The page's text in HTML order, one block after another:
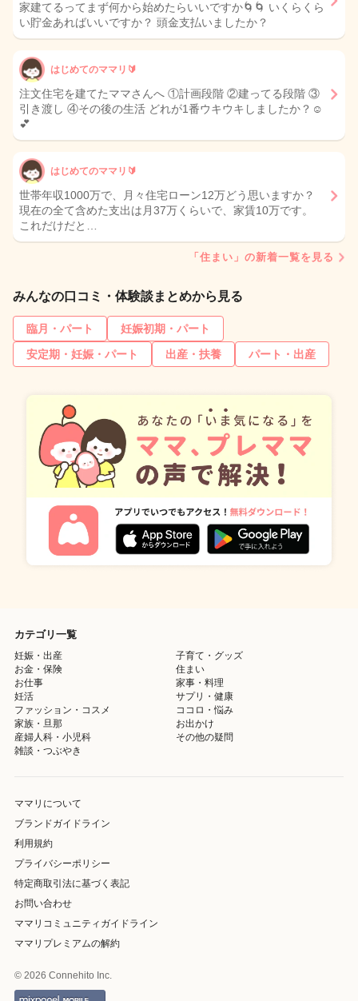
家建てるってまず何から始めたらいいですか🌀🌀 いくらくら
い貯金あればいいですか？ 頭金支払いましたか？
はじめてのママリ🔰
注文住宅を建てたママさんへ ①計画段階 ②建ってる段階 ③
引き渡し ④その後の生活 どれが1番ウキウキしましたか？☺️
💕
はじめてのママリ🔰
世帯年収1000万で、月々住宅ローン12万どう思いますか？
現在の全て含めた支出は月37万くらいで、家賃10万です。
これだけだと…
「住まい」の新着一覧を見る
みんなの口コミ・体験談まとめから見る
臨月・パート
妊娠初期・パート
安定期・妊娠・パート
出産・扶養 パート・出産
カテゴリ一覧
妊娠・出産
子育て・グッズ
お金・保険
住まい
お仕事
家事・料理
妊活
サプリ・健康
ファッション・コスメ
ココロ・悩み
家族・旦那
お出かけ
産婦人科・小児科
その他の疑問
雑談・つぶやき
ママリについて
ブランドガイドライン
利用規約
プライバシーポリシー
特定商取引法に基づく表記
お問い合わせ
ママリコミュニティガイドライン
ママリプレミアムの解約
© 2026 Connehito Inc.